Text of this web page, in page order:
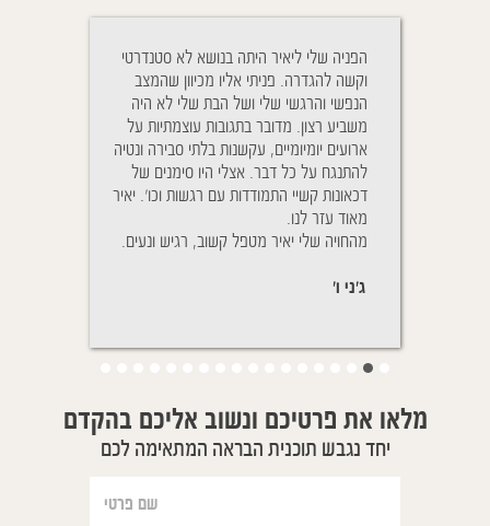
מלאו את פרטיכם ונשוב אליכם בהקדם
יחד נגבש תוכנית הבראה המתאימה לכם
הפניה שלי ליאיר היתה בנושא לא סטנדרטי
וקשה להגדרה. פניתי אליו מכיוון שהמצב
הנפשי והרגשי שלי ושל הבת שלי לא היה
משביע רצון. מדובר בתגובות עוצמתיות על
ארועים יומיומיים, עקשנות בלתי סבירה ונטיה
להתנגח על כל דבר. אצלי היו סימנים של
דכאונות קשיי התמודדות עם רגשות וכו'. יאיר
מאוד עזר לנו.
מהחויה שלי יאיר מטפל קשוב, רגיש ונעים.
ג'ני ו'